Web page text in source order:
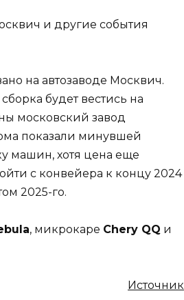
на автозаводе Москвич.
будет вестись на
московский завод
показали минувшей
машин, хотя цена еще
с конвейера к концу 2024
2025-го.
, микрокаре Chery QQ и
Источник